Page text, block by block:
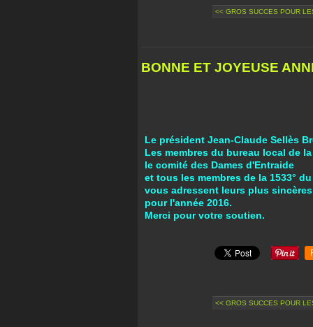
<< GROS SUCCES POUR
BONNE ET JOYEUSE
Le président Jean-Claude Sellès
Les membres du bureau local de
le comité des Dames d'Entraide
et tous les membres de la 1533°
vous adressent leurs plus
pour l'année 2016.
Merci pour votre soutien.
<< GROS SUCCES POUR